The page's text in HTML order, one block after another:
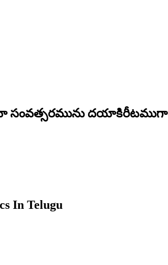
దేవా సంవత్సరమును దయాకిరీటముగా
In Telugu